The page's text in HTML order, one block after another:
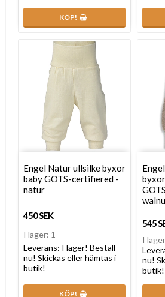
KÖP!
Engel Natur ullsilke byxor
baby GOTS-certifiered -
natur
450 SEK
I lager: 1
Leverans: I lager! Beställ
nu! Skickas eller hämtas i
butik!
KÖP!
545
I
nu!
butik!